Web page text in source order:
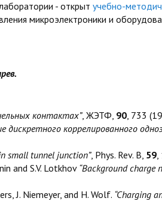
- открыт учебно-
микроэлектроники и
контактах”, ЖЭТФ, 90, 733
дискретного коррелированного
small tunnel junction”, Phys. Rev. B, 59,
and S.V. Lotkhov “Background charge
J. Niemeyer, and H. Wolf. “Charging